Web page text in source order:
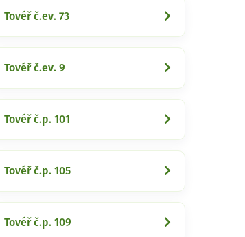
Tovéř č.ev. 73
Tovéř č.ev. 9
Tovéř č.p. 101
Tovéř č.p. 105
Tovéř č.p. 109